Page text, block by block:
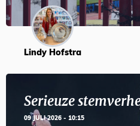
Lindy Hofstra
Serieuze
09 JULI 2026 - 10:15